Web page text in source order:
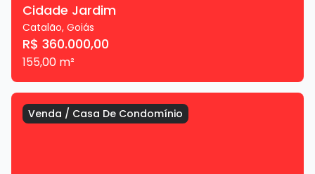
Cidade Jardim
Catalão, Goiás
R$ 360.000,00
155,00 m²
Venda / Casa De Condomínio